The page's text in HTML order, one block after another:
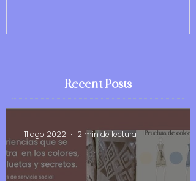
Recent Posts
11 ago 2022 2 min de lectura